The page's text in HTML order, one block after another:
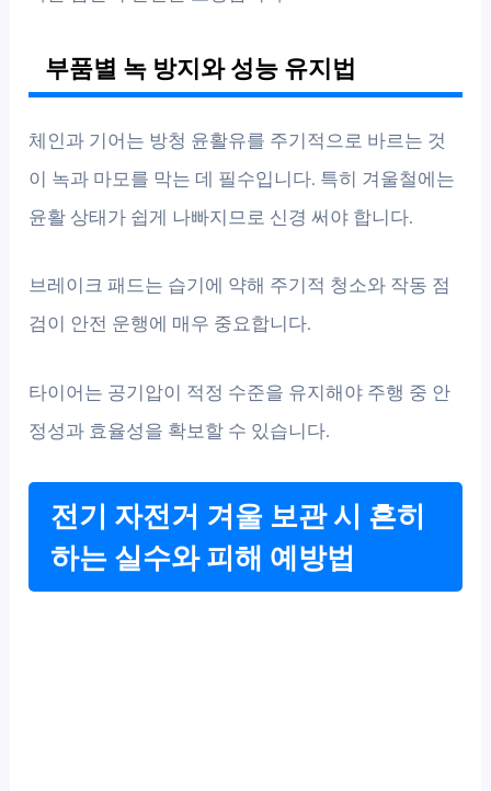
부품별 녹 방지와 성능 유지법
체인과 기어는 방청 윤활유를 주기적으로 바르는 것
이 녹과 마모를 막는 데 필수입니다. 특히 겨울철에는
윤활 상태가 쉽게 나빠지므로 신경 써야 합니다.
브레이크 패드는 습기에 약해 주기적 청소와 작동 점
검이 안전 운행에 매우 중요합니다.
타이어는 공기압이 적정 수준을 유지해야 주행 중 안
정성과 효율성을 확보할 수 있습니다.
전기 자전거 겨울 보관 시 흔히
하는 실수와 피해 예방법